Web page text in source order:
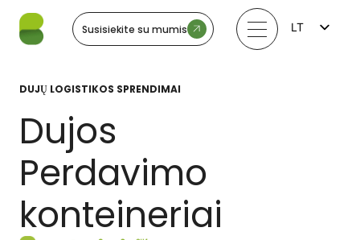
Susisiekite su mumis
LT
DUJŲ LOGISTIKOS SPRENDIMAI
Dujos
Perdavimo
konteineriai